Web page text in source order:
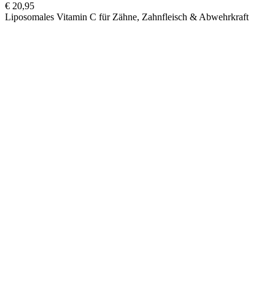
€ 20,95
Liposomales Vitamin C für Zähne, Zahnfleisch & Abwehrkraft